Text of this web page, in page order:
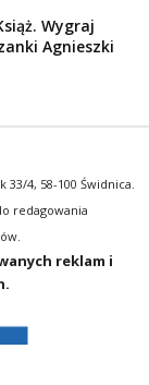
Wygraj
Agnieszki
4, 58-100 Świdnica.
redagowania
reklam i